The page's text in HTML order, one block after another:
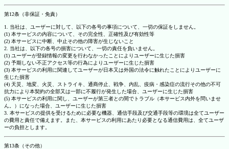
第12条（非保証・免責）
1. 当社は、ユーザーに対して、以下の各号の事項について、一切の保証をしません。
(1) 本サービスの内容について、その完全性、正確性及び有効性等
(2) 本サービスに中断、中止その他の障害が生じないこと
2. 当社は、以下の各号の損害について、一切の責任を負いません。
(1) ユーザーが登録情報の変更を行わなかったことによりユーザーに生じた損害
(2) 予期しない不正アクセス等の行為によりユーザーに生じた損害
(3) 本サービスの利用に関連してユーザーが日本又は外国の法令に触れたことによりユーザーに
生じた損害
(4) 天災、地変、火災、ストライキ、通商停止、戦争、内乱、疫病・感染症の流行その他の不可
抗力により本契約の全部又は一部に不履行が発生した場合、ユーザーに生じた損害
(5) 本サービスの利用に関し、ユーザーが第三者との間でトラブル（本サービス内外を問いませ
ん。）になった場合、ユーザーに生じた損害
3. 本サービスの提供を受けるために必要な機器、通信手段及び交通手段等の環境は全てユーザー
の費用と責任で備えます。また、本サービスの利用にあたり必要となる通信費用は、全てユーザ
ーの負担とします。
第13条（その他）